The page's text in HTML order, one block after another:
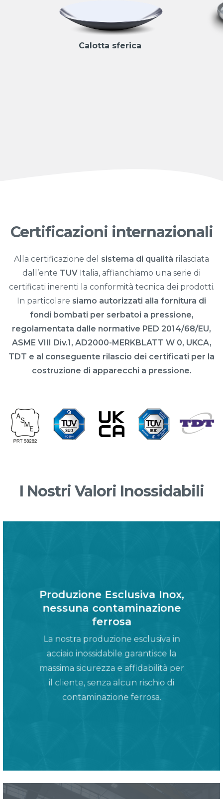
Calotta sferica
Certificazioni internazionali
Alla certificazione del sistema di qualità rilasciata
dall’ente TUV Italia, affianchiamo una serie di
certificati inerenti la conformità tecnica dei prodotti.
In particolare siamo autorizzati alla fornitura di
fondi bombati per serbatoi a pressione,
regolamentata dalle normative PED 2014/68/EU,
ASME VIII Div.1, AD2000-MERKBLATT W 0, UKCA,
TDT e al conseguente rilascio dei certificati per la
costruzione di apparecchi a pressione.
I Nostri Valori Inossidabili
Produzione Esclusiva Inox,
nessuna contaminazione
ferrosa
La nostra produzione esclusiva in
acciaio inossidabile garantisce la
massima sicurezza e affidabilità per
il cliente, senza alcun rischio di
contaminazione ferrosa.